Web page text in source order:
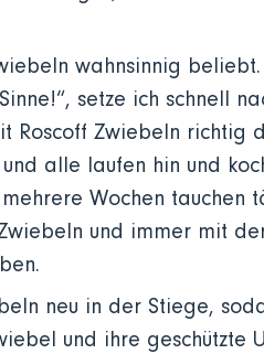
wahnsinnig
setze ich schnell
Roscoff Zwiebeln richtig
alle laufen hin und
Wochen tauchen
und immer mit
neu in der Stiege,
und ihre geschützte